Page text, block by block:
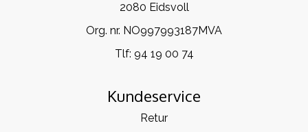
2080 Eidsvoll
Org. nr. NO997993187MVA
Tlf: 94 19 00 74
Kundeservice
Retur